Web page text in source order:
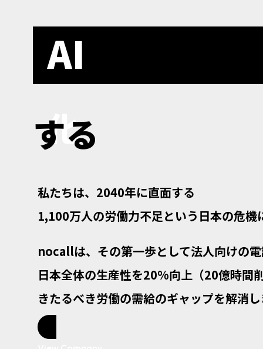
AI
化
する
私たちは、2040年に直面する
1,100万人の労働力不足という日本の危機
nocallは、その第一歩として法人向けの
日本全体の生産性を20%向上（20億時間
きたるべき労働の需給のギャップを解消